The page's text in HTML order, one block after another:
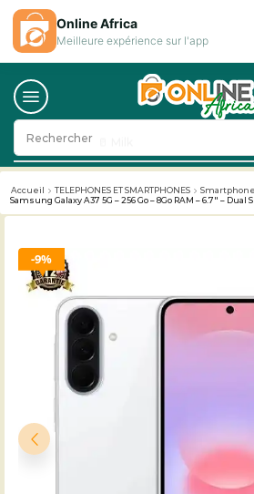
Rechercher
Accueil TELEPHONES ET SMARTPHONES
Samsung Galaxy A37 5G – 256 Go – 8Go RAM – 6.7″ – Dual
9%
Online Africa
Meilleure expérience sur l'app